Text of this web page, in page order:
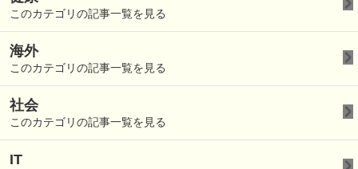
このカテゴリの記事一覧を見る
海外
このカテゴリの記事一覧を見る
社会
このカテゴリの記事一覧を見る
IT